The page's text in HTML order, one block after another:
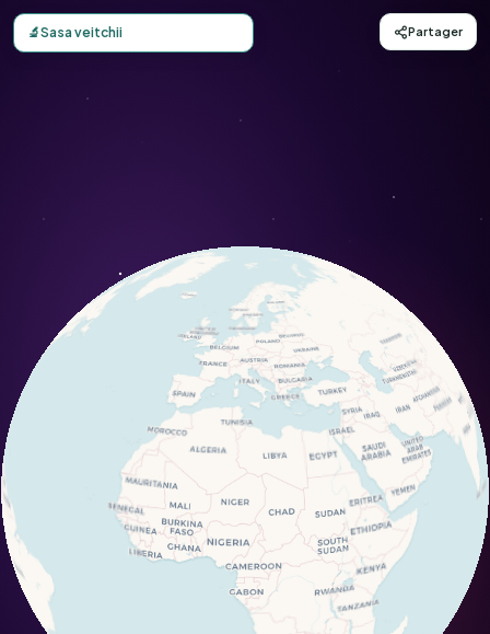
Carte d'observation du Sasa veitchii (Sasa veitchii) -
🔬Sasa veitchii Partager